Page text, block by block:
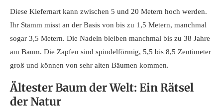
Diese Kiefernart kann zwischen 5 und 20 Metern hoch werden.
Ihr Stamm misst an der Basis von bis zu 1,5 Metern, manchmal
sogar 3,5 Metern. Die Nadeln bleiben manchmal bis zu 38 Jahre
am Baum. Die Zapfen sind spindelförmig, 5,5 bis 8,5 Zentimeter
groß und können von sehr alten Bäumen kommen.
Ältester Baum der Welt: Ein Rätsel
der Natur